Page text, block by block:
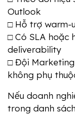
Outlook
□ Hỗ trợ warm-
□ Có SLA hoặc
deliverability
□ Đội
không phụ
Nếu doanh
trong danh